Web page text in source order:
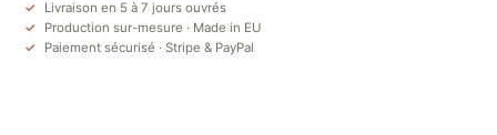
Livraison en 5 à 7 jours ouvrés
Production sur-mesure · Made in EU
Paiement sécurisé · Stripe & PayPal